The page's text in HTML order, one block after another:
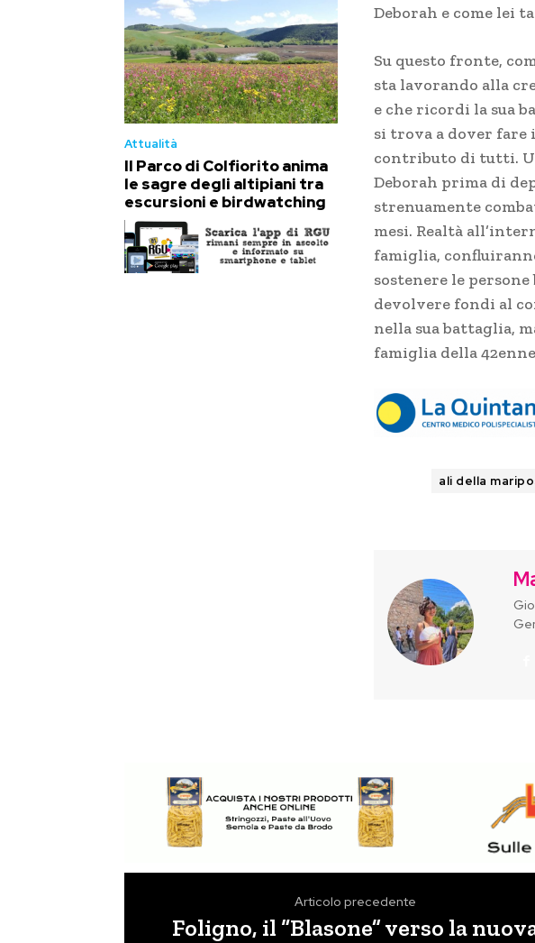
Attualità
Il Parco di Colfiorito anima
le sagre degli altipiani tra
escursioni e birdwatching
Deborah e come lei
Su questo fronte,
sta lavorando alla
e che ricordi la sua
si trova a dover fare
contributo di tutti.
Deborah prima di
strenuamente
mesi. Realtà
famiglia,
sostenere le
devolvere fondi al
nella sua battaglia,
famiglia della
ali della
Articolo precedente
Foligno, il “Blasone” verso la